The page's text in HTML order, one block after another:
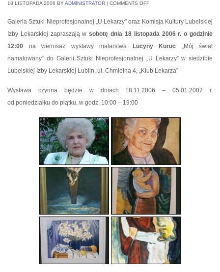
18 LISTOPADA 2006 BYADMINISTRATOR | COMMENTS OFF
Galeria Sztuki Nieprofesjonalnej „U Lekarzy” oraz Komisja Kultury Lubelskiej
Izby Lekarskiej zapraszają wsobotę dnia 18 listopada 2006 r. o godzinie
12:00 na wernisaż wystawy malarstwa Lucyny Kuruc „Mój świat
namalowany” do Galerii Sztuki Nieprofesjonalnej „U Lekarzy” w siedzibie
Lubelskiej Izby Lekarskiej Lublin, ul. Chmielna 4, „Klub Lekarza”
Wystawa czynna będzie w dniach 18.11.2006 – 05.01.2007 r.
od poniedziałku do piątku, w godz. 10:00 – 19:00